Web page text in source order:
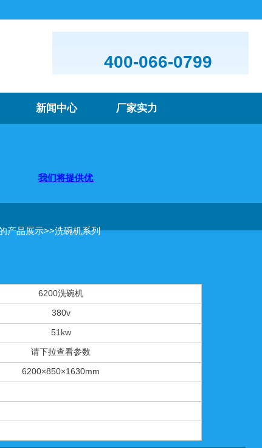
400-066-0799
新闻中心 厂家实力
我们将提供优质的产品及服务，欢迎咨询购买
产品展示>>洗碗机系列
6200洗碗机
380v
51kw
请下拉查看参数
6200×850×1630mm